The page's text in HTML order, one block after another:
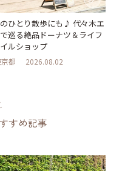
ひとり散歩にも♪ 代々木エ
巡る絶品ドーナツ＆ライフ
ルショップ
都 2026.08.02
すめ記事